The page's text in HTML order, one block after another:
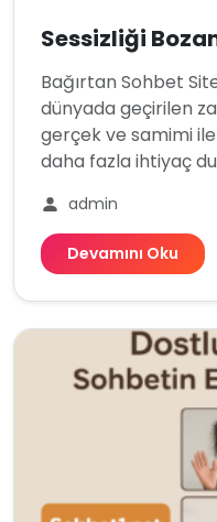
Sessizliği
Bağırtan Sohbet
dünyada geçirilen
gerçek ve samimi
daha fazla ihtiyaç
admin
Devamını Oku